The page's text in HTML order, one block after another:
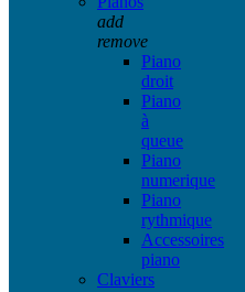
add
remove
Piano
droit
Piano
à
queue
Piano
numerique
Piano
rythmique
Accessoires
piano
Claviers